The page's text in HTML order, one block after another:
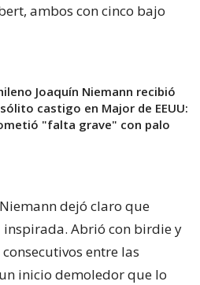
ambos con cinco bajo
Joaquín Niemann recibió
castigo en Major de EEUU:
"falta grave" con palo
dejó claro que
Abrió con birdie y
entre las
inicio demoledor que lo